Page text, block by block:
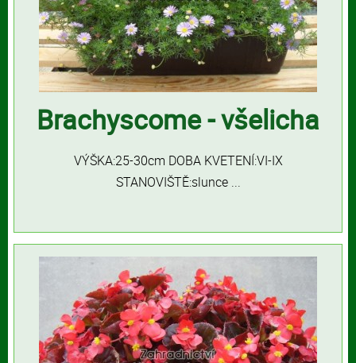
Brachyscome - všelicha
VÝŠKA:25-30cm DOBA KVETENÍ:VI-IX
STANOVIŠTĚ:slunce ...